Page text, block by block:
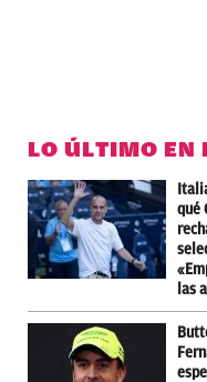
LO ÚLTIMO EN
qué
las